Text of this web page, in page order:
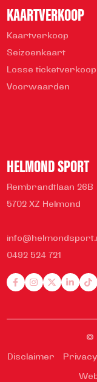
KAARTVERKOOP
Kaartverkoop
Seizoenkaart
Losse ticketverkoop
Voorwaarden
HELMOND SPORT
Rembrandtlaan 26B
5702 XZ Helmond
0492 524 721
©
Disclaimer